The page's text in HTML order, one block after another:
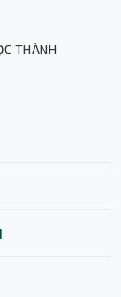
THÀNH